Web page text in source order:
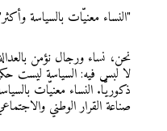
"النساء معنيّات بالسياسة
نحن، نساء ورجال نؤمن
لا لبس فيه: السياسة ليست
ذكوريًّا. النساء معنيّات
صناعة القرار الوطني